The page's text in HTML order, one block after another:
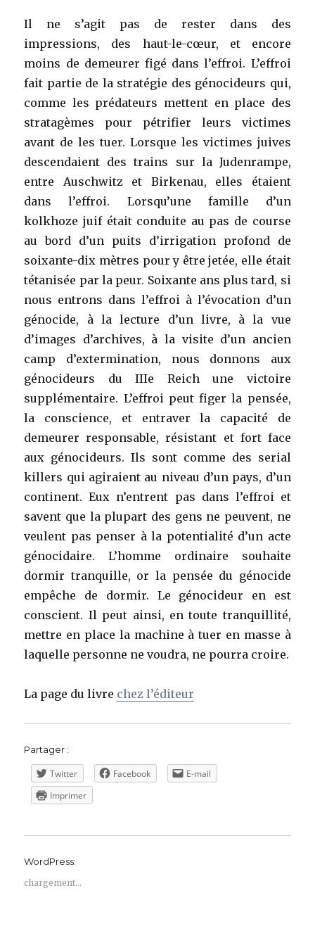
Il ne s’agit pas de rester dans des
impressions, des haut-le-cœur, et encore
moins de demeurer figé dans l’effroi. L’effroi
fait partie de la stratégie des génocideurs qui,
comme les prédateurs mettent en place des
stratagèmes pour pétrifier leurs victimes
avant de les tuer. Lorsque les victimes juives
descendaient des trains sur la Judenrampe,
entre Auschwitz et Birkenau, elles étaient
dans l’effroi. Lorsqu’une famille d’un
kolkhoze juif était conduite au pas de course
au bord d’un puits d’irrigation profond de
soixante-dix mètres pour y être jetée, elle était
tétanisée par la peur. Soixante ans plus tard, si
nous entrons dans l’effroi à l’évocation d’un
génocide, à la lecture d’un livre, à la vue
d’images d’archives, à la visite d’un ancien
camp d’extermination, nous donnons aux
génocideurs du IIIe Reich une victoire
supplémentaire. L’effroi peut figer la pensée,
la conscience, et entraver la capacité de
demeurer responsable, résistant et fort face
aux génocideurs. Ils sont comme des serial
killers qui agiraient au niveau d’un pays, d’un
continent. Eux n’entrent pas dans l’effroi et
savent que la plupart des gens ne peuvent, ne
veulent pas penser à la potentialité d’un acte
génocidaire. L’homme ordinaire souhaite
dormir tranquille, or la pensée du génocide
empêche de dormir. Le génocideur en est
conscient. Il peut ainsi, en toute tranquillité,
mettre en place la machine à tuer en masse à
laquelle personne ne voudra, ne pourra croire.
La page du livre chez l’éditeur
Partager :
Twitter Facebook
E-mail
Imprimer
WordPress:
chargement…